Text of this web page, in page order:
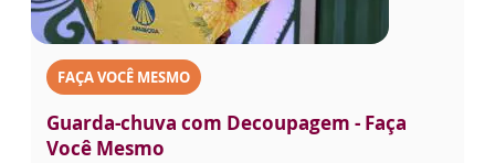
FAÇA VOCÊ MESMO
Guarda-chuva com Decoupagem - Faça
Você Mesmo